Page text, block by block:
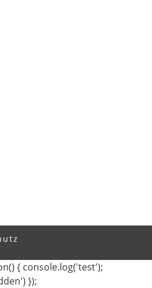
{ console.log('test');
});